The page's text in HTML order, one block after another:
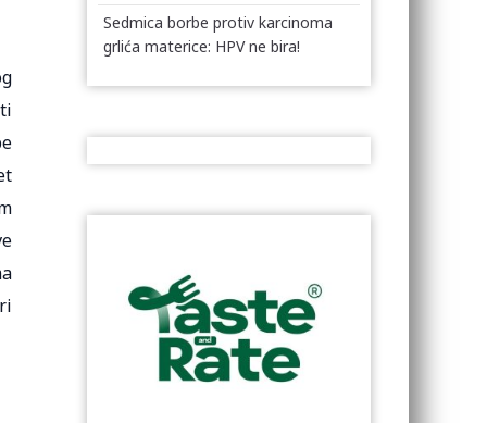
Sedmica borbe protiv karcinoma
grlića materice: HPV ne bira!